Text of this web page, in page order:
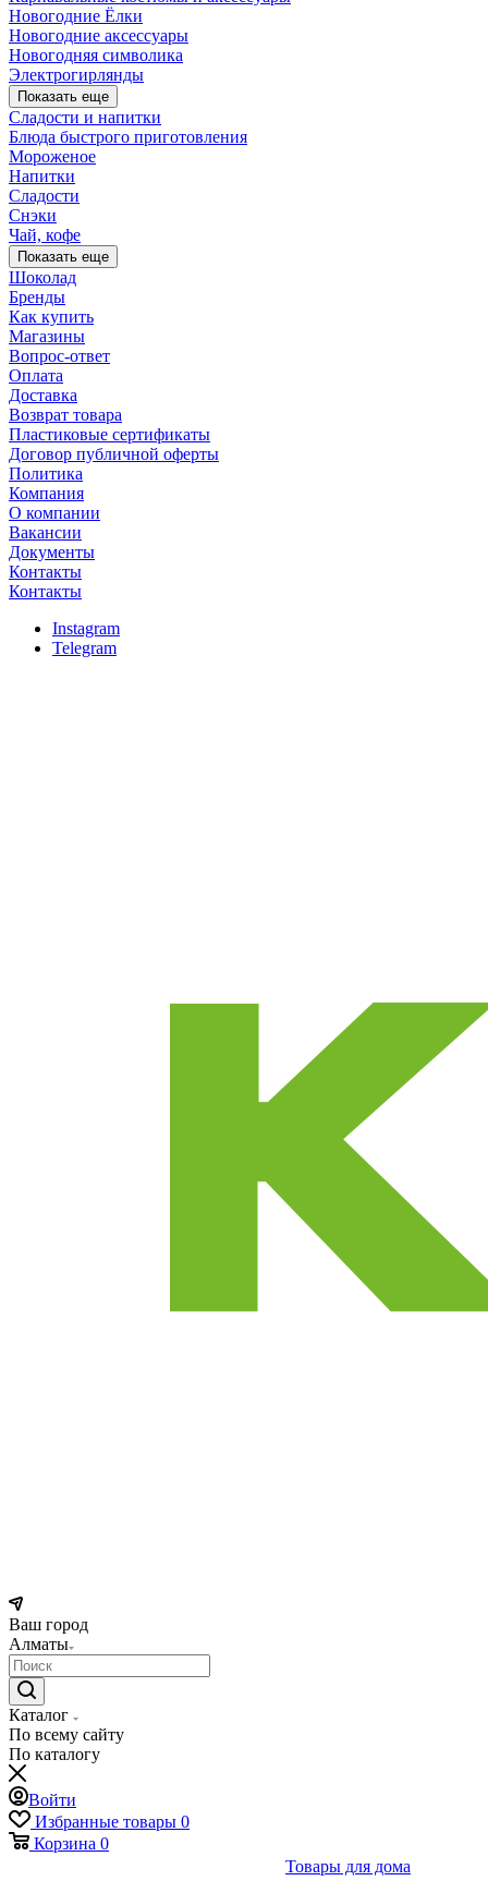
Новогодние Ёлки
Новогодние аксессуары
Новогодняя символика
Электрогирлянды
Показать еще
Сладости и напитки
Блюда быстрого приготовления
Мороженое
Напитки
Сладости
Снэки
Чай, кофе
Показать еще
Шоколад
Бренды
Как купить
Магазины
Вопрос-ответ
Оплата
Доставка
Возврат товара
Пластиковые сертификаты
Договор публичной оферты
Политика
Компания
О компании
Вакансии
Документы
Контакты
Контакты
Instagram
Telegram
Ваш город
Алматы
Каталог
По всему сайту
По каталогу
Войти
Избранные товары 0
Корзина 0
Товары для дома